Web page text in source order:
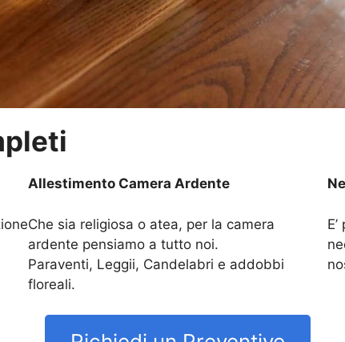
Allestimento Camera Ardente
Che sia religiosa o atea, per la camera
ardente pensiamo a tutto noi.
Paraventi, Leggii, Candelabri e addobbi
floreali.